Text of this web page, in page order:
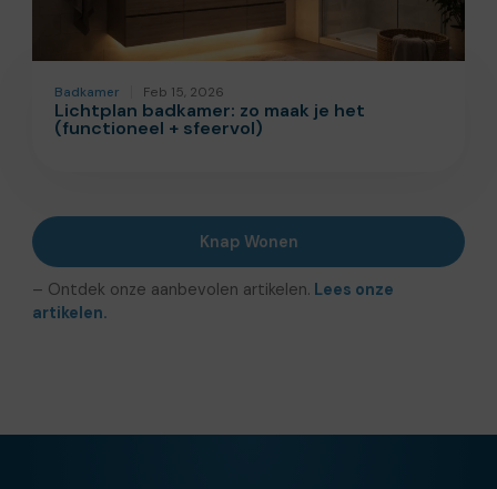
Badkamer Feb 15, 2026
Lichtplan badkamer: zo maak je het
(functioneel + sfeervol)
Knap Wonen
– Ontdek onze aanbevolen artikelen. Lees onze
artikelen.